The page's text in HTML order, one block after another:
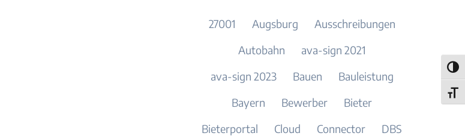
27001 Augsburg
Ausschreibungen
Autobahn
ava-sign 2021
ava-sign 2023
Bauen
Bauleistung
Bayern
Bewerber
Bieter
Bieterportal
Cloud Connector
DBS